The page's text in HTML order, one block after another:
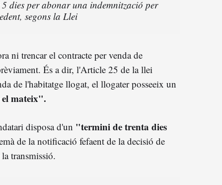
dies per abonar una indemnització per
segons la Llei
ni trencar el contracte per venda de
És a dir, l'Article 25 de la llei
de l'habitatge llogat, el llogater posseeix un
mateix".
disposa d'un "termini de trenta dies
de la notificació fefaent de la decisió de
transmissió.